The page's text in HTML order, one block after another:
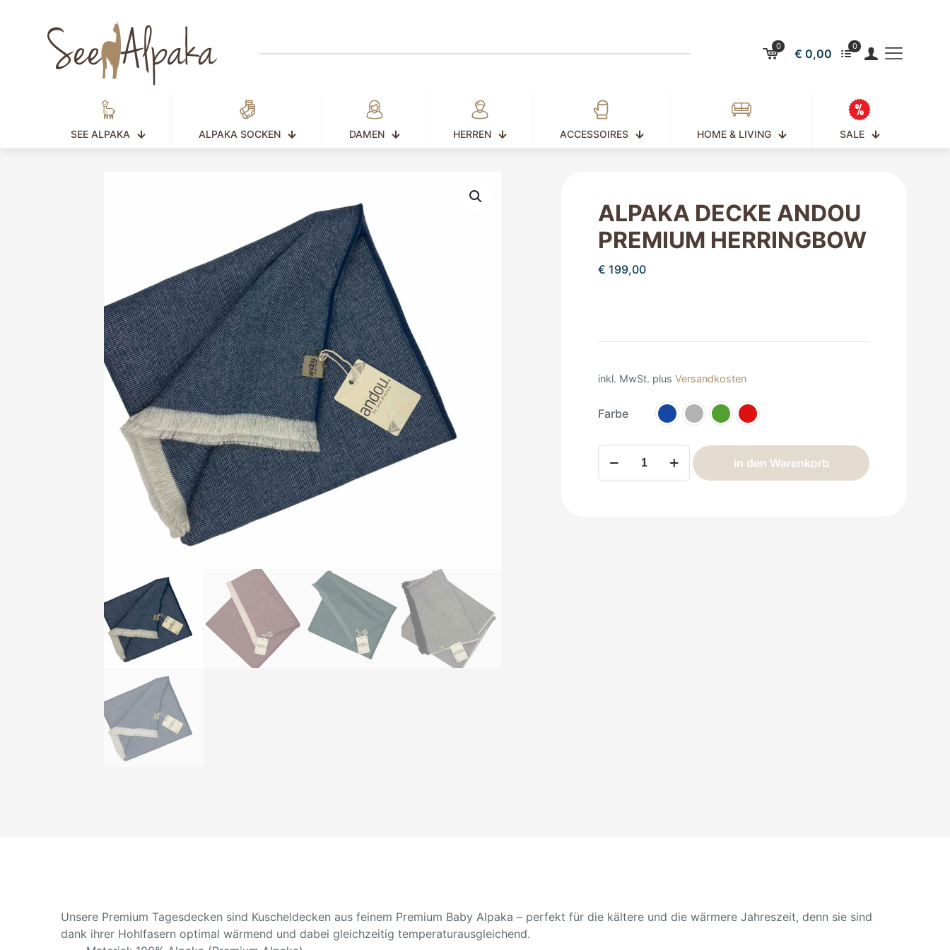
0
€ 0,00
0
SEE ALPAKA ALPAKA SOCKEN DAMEN HERREN ACCESSOIRES HOME & LIVING SALE
ALPAKA DECKE ANDOU
PREMIUM HERRINGBOW
€ 199,00
inkl. MwSt. plus Versandkosten
Farbe
in den Warenkorb
Unsere Premium Tagesdecken sind Kuscheldecken aus feinem Premium Baby Alpaka – perfekt für die kältere und die wärmere Jahreszeit, denn sie sind
dank ihrer Hohlfasern optimal wärmend und dabei gleichzeitig temperaturausgleichend.